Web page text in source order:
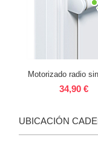
Motorizado radio
34,90 €
UBICACIÓN